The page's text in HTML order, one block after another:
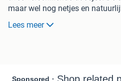
maar wel nog netjes en
set is te koop voor €22,95.
Lees meer